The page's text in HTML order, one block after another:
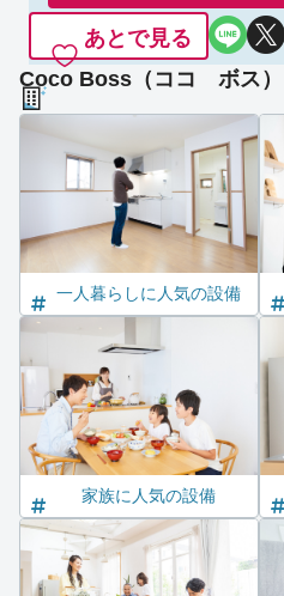
あとで見る
Coco Boss（ココ ボス）
一人暮らしに人気の設備
家族に人気の設備